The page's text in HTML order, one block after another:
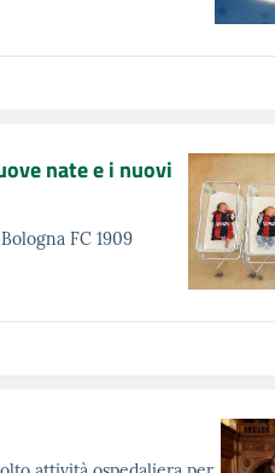
nate e i nuovi
FC 1909